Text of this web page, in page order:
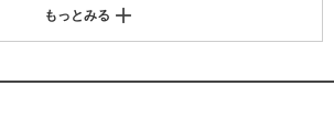
マカデミアナッツ脂肪酸フィトステリル,PEG-6,P
メチルエーテル,オリザノール,酢酸トコフェロー
ス,オクラ果実エキス,サンショウ果皮エキス,アセ
もっとみる